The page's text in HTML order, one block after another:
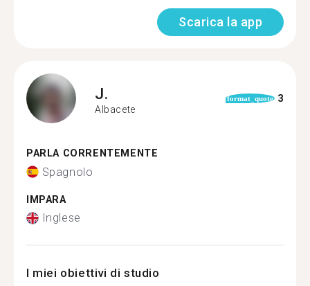
Scarica la app
J.
Albacete
format_quote 3
PARLA CORRENTEMENTE
Spagnolo
IMPARA
Inglese
I miei obiettivi di studio